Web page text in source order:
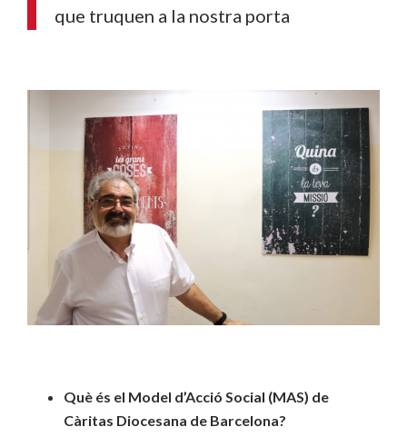
que truquen a la nostra porta
Què és el Model d’Acció Social (MAS) de
Càritas Diocesana de Barcelona?